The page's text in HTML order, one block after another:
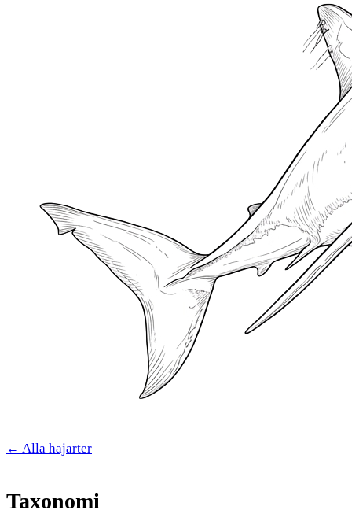
← Alla hajarter
Taxonomi